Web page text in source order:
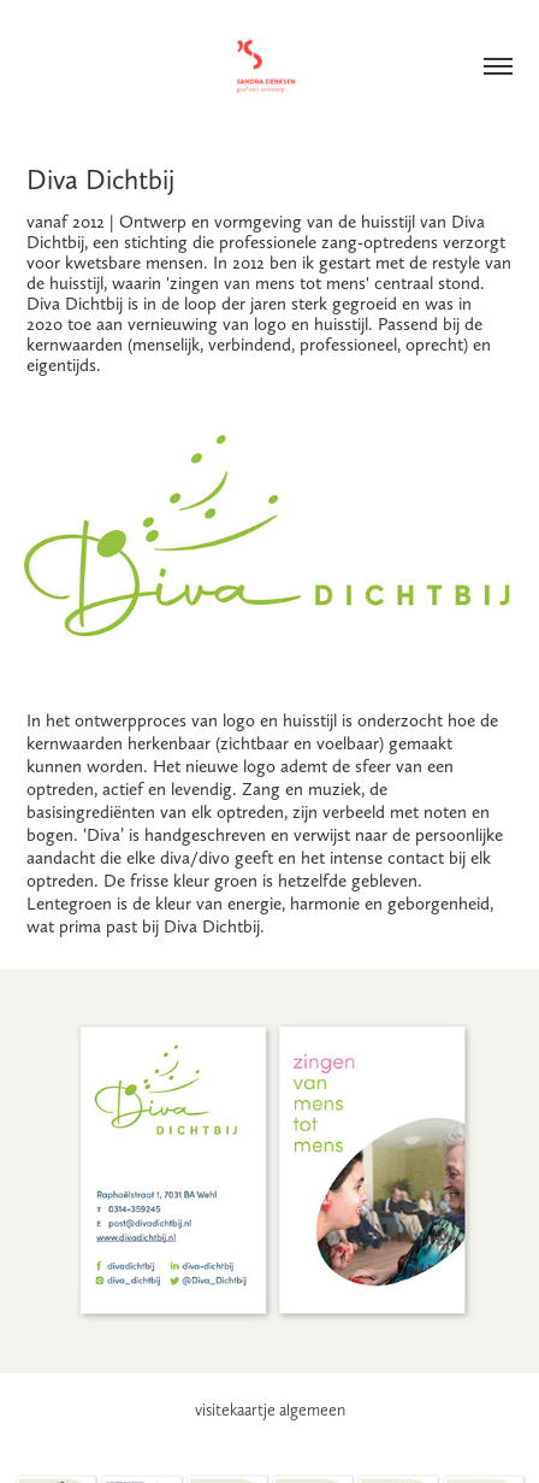
Diva Dichtbij
vanaf 2012 | Ontwerp en vormgeving van de huisstijl van Diva
Dichtbij, een stichting die professionele zang-optredens verzorgt
voor kwetsbare mensen. In 2012 ben ik gestart met de restyle van
de huisstijl, waarin 'zingen van mens tot mens' centraal stond.
Diva Dichtbij is in de loop der jaren sterk gegroeid en was in
2020 toe aan vernieuwing van logo en huisstijl. Passend bij de
kernwaarden (menselijk, verbindend, professioneel, oprecht) en
eigentijds.
In het ontwerpproces van logo en huisstijl is onderzocht hoe de
kernwaarden herkenbaar (zichtbaar en voelbaar) gemaakt
kunnen worden. Het nieuwe logo ademt de sfeer van een
optreden, actief en levendig. Zang en muziek, de
basisingrediënten van elk optreden, zijn verbeeld met noten en
bogen. ‘Diva’ is handgeschreven en verwijst naar de persoonlijke
aandacht die elke diva/divo geeft en het intense contact bij elk
optreden. De frisse kleur groen is hetzelfde gebleven.
Lentegroen is de kleur van energie, harmonie en geborgenheid,
wat prima past bij Diva Dichtbij.
visitekaartje algemeen